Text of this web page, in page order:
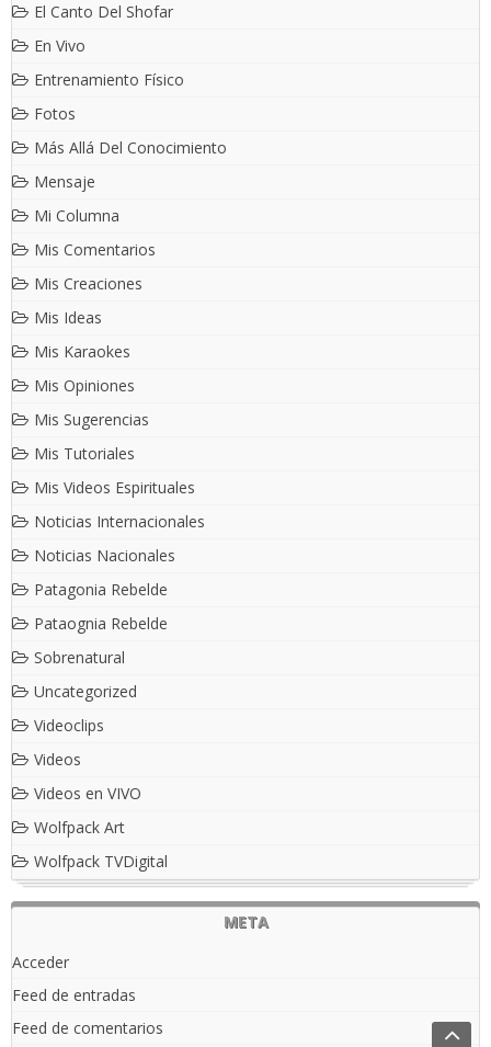
El Canto Del Shofar
En Vivo
Entrenamiento Físico
Fotos
Más Allá Del Conocimiento
Mensaje
Mi Columna
Mis Comentarios
Mis Creaciones
Mis Ideas
Mis Karaokes
Mis Opiniones
Mis Sugerencias
Mis Tutoriales
Mis Videos Espirituales
Noticias Internacionales
Noticias Nacionales
Patagonia Rebelde
Pataognia Rebelde
Sobrenatural
Uncategorized
Videoclips
Videos
Videos en VIVO
Wolfpack Art
Wolfpack TVDigital
META
Acceder
Feed de entradas
Feed de comentarios